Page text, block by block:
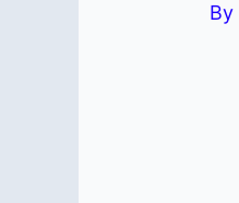
By